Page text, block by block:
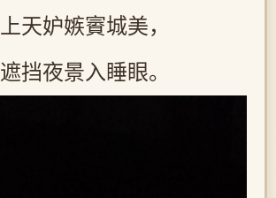
上天妒嫉賨城美，
遮挡夜景入睡眼。